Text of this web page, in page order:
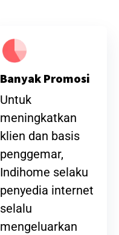
Banyak Promosi
Untuk
meningkatkan
klien dan basis
penggemar,
Indihome selaku
penyedia internet
selalu
mengeluarkan